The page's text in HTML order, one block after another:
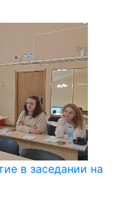
в заседании на